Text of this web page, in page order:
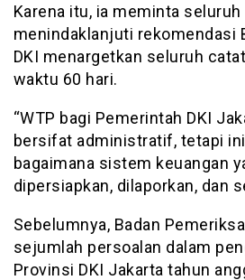
Karena itu, ia meminta
menindaklanjuti rekomendasi
DKI menargetkan seluruh
waktu 60 hari.
“WTP bagi Pemerintah DKI
bersifat administratif, tetapi
bagaimana sistem keuangan
dipersiapkan, dilaporkan, dan
Sebelumnya, Badan
sejumlah persoalan dalam
Provinsi DKI Jakarta tahun